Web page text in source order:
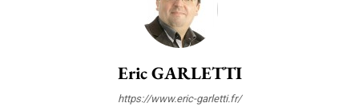
Eric GARLETTI
https://www.eric-garletti.fr/